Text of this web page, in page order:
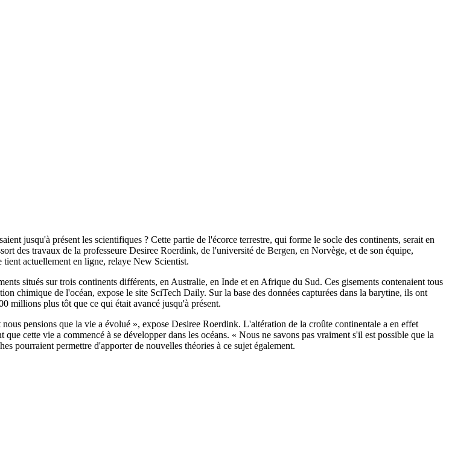
jusqu'à présent les scientifiques ? Cette partie de l'écorce terrestre, qui forme le socle des continents, serait en
des travaux de la professeure Desiree Roerdink, de l'université de Bergen, en Norvège, et de son équipe,
tient actuellement en ligne, relaye New Scientist.
situés sur trois continents différents, en Australie, en Inde et en Afrique du Sud. Ces gisements contenaient tous
chimique de l'océan, expose le site SciTech Daily. Sur la base des données capturées dans la barytine, ils ont
millions plus tôt que ce qui était avancé jusqu'à présent.
pensions que la vie a évolué », expose Desiree Roerdink. L'altération de la croûte continentale a en effet
cette vie a commencé à se développer dans les océans. « Nous ne savons pas vraiment s'il est possible que la
pourraient permettre d'apporter de nouvelles théories à ce sujet également.